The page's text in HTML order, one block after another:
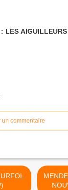
LES
un commentaire